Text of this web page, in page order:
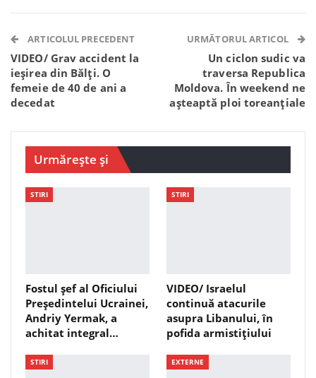
Telegram WhatsApp Viber
ARTICOLUL PRECEDENT
VIDEO/ Grav accident la
ieșirea din Bălți. O
femeie de 40 de ani a
decedat
URMĂTORUL ARTICOL
Un ciclon sudic va
traversa Republica
Moldova. În weekend ne
așteaptă ploi toreanțiale
Urmărește și
STIRI
Fostul șef al Oficiului
Președintelui Ucrainei,
Andriy Yermak, a
achitat integral…
STIRI
VIDEO/ Israelul
continuă atacurile
asupra Libanului, în
pofida armistițiului
STIRI EXTERNE